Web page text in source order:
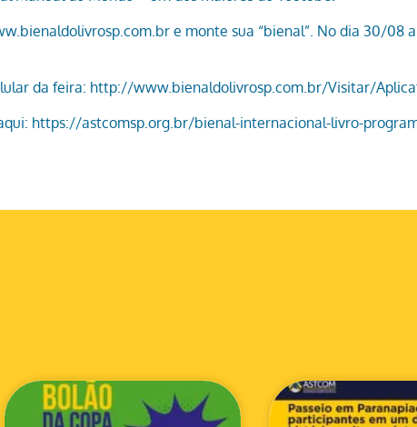
e monte sua “bienal”. No dia 30/08
da feira: http://www.bienaldolivrosp.com.br/Visitar/
https://astcomsp.org.br/bienal-internacional-livro-